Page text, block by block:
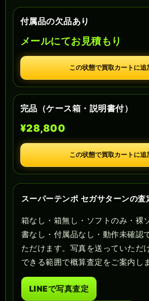
付属品の欠品あり
メールにてお見積もり
この状態で買取カートに追
完品（ケース箱・説明書付）
¥28,800
この状態で買取カートに追
スーパーテンポ セガサターンの査
箱なし・箱無し・ソフトのみ・裸
書なし・付属品なし・動作未確認
ただけます。写真を送っていただ
できる範囲で概算査定をご案内し
LINEで写真査定